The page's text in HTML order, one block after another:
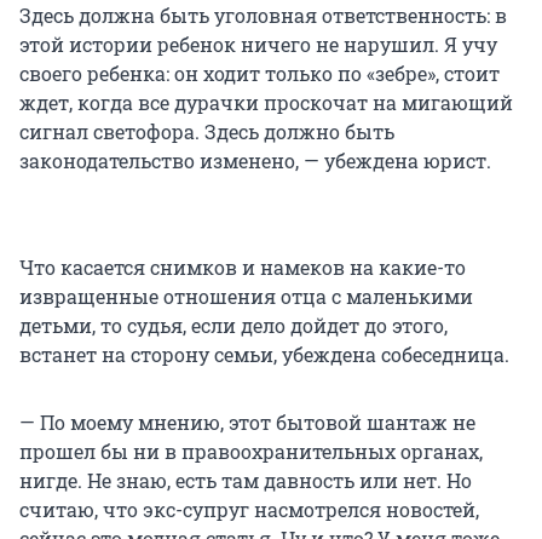
Здесь должна быть уголовная ответственность: в
этой истории ребенок ничего не нарушил. Я учу
своего ребенка: он ходит только по «зебре», стоит
ждет, когда все дурачки проскочат на мигающий
сигнал светофора. Здесь должно быть
законодательство изменено, — убеждена юрист.
Что касается снимков и намеков на какие-то
извращенные отношения отца с маленькими
детьми, то судья, если дело дойдет до этого,
встанет на сторону семьи, убеждена собеседница.
— По моему мнению, этот бытовой шантаж не
прошел бы ни в правоохранительных органах,
нигде. Не знаю, есть там давность или нет. Но
считаю, что экс-супруг насмотрелся новостей,